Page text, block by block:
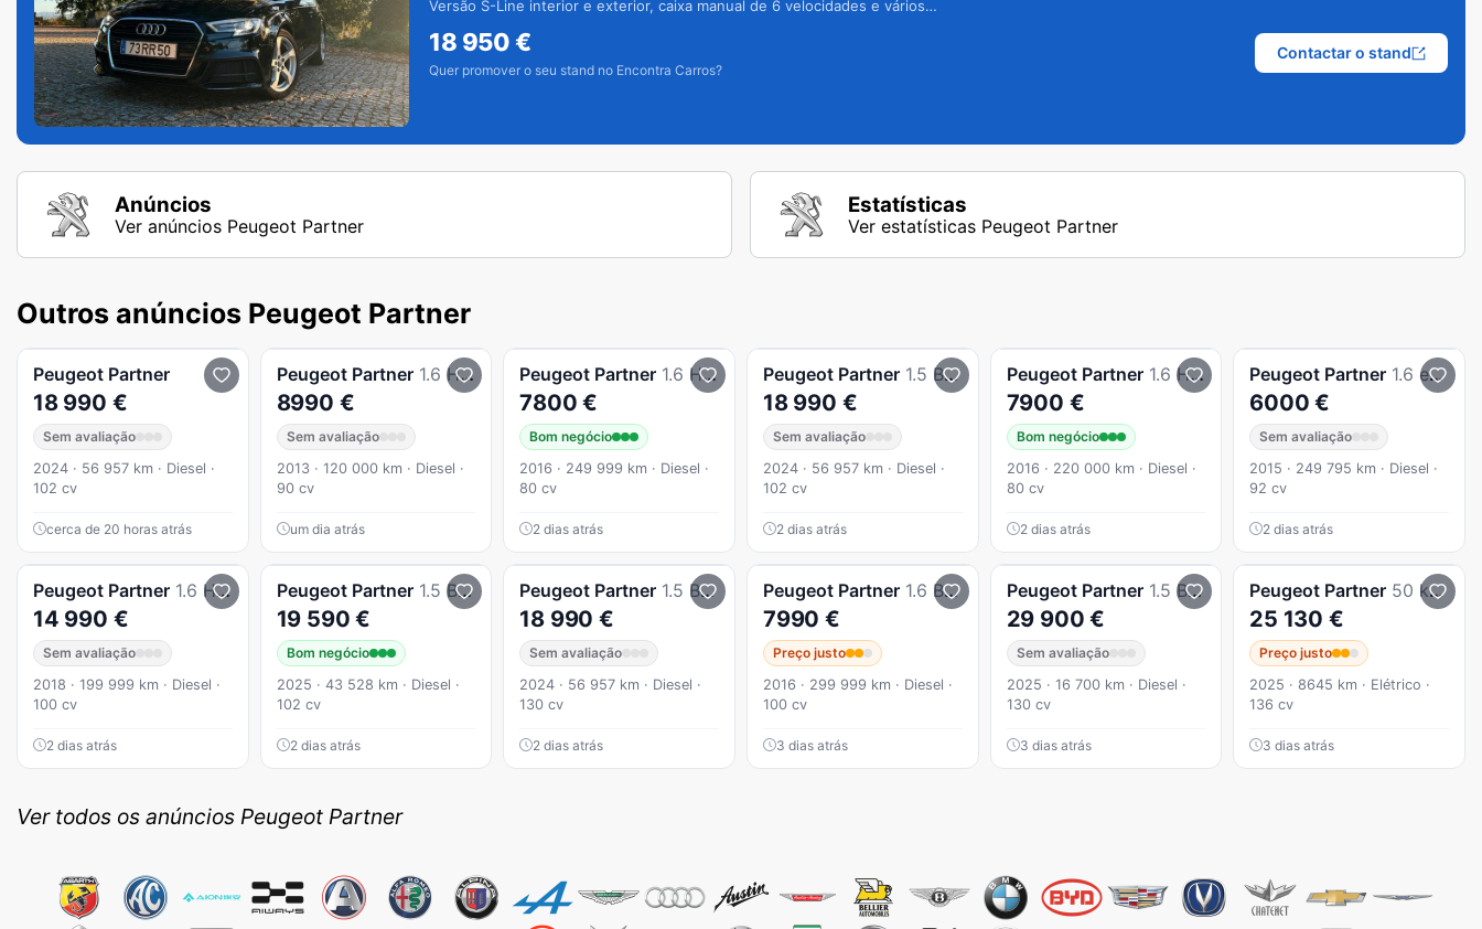
Versão S-Line interior e exterior, caixa manual de 6 velocidades e vários
18 950€
Quer promover o seu stand no Encontra Carros?
Contactar o stand
Anúncios
Ver anúncios Peugeot Partner
Estatísticas
Ver estatísticas Peugeot Partner
Outros anúncios Peugeot Partner
Peugeot Partner
18 990 €
Sem avaliação
2024 · 56 957 km · Diesel ·
102 cv
cerca de 20 horas atrás
Peugeot Partner 1.6 HDI 3L
8990 €
Sem avaliação
2013 · 120 000 km · Diesel ·
90 cv
um dia atrás
Peugeot Partner 1.6 HDI Extras
7800 €
Bom negócio
2016 · 249 999 km · Diesel ·
80 cv
2 dias atrás
Peugeot Partner 1.5 BlueHDi XL Longa
18 990 €
Sem avaliação
2024 · 56 957 km · Diesel ·
102 cv
2 dias atrás
Peugeot Partner 1.6 HDI Extras 3 Lugares
7900 €
Bom negócio
2016 · 220 000 km · Diesel ·
80 cv
2 dias atrás
Peugeot Partner 1.6 e-HDi Style
6000 €
Sem avaliação
2015 · 249 795 km · Diesel ·
92 cv
2 dias atrás
Peugeot Partner 1.6 HDi Tepee 5 Lugares (Aceito Retoma)
14 990 €
Sem avaliação
2018 · 199 999 km · Diesel ·
100 cv
2 dias atrás
Peugeot Partner 1.5 BlueHDi M Standard
19 590 €
Bom negócio
2025 · 43 528 km · Diesel ·
102 cv
2 dias atrás
Peugeot Partner 1.5 BlueHDi XL Longa
18 990 €
Sem avaliação
2024 · 56 957 km · Diesel ·
130 cv
2 dias atrás
Peugeot Partner 1.6 BLUE HDI 100
7990 €
Preço justo
2016 · 299 999 km · Diesel ·
100 cv
3 dias atrás
Peugeot Partner 1.5 BlueHDi L2
29 900 €
Sem avaliação
2025 · 16 700 km · Diesel ·
130 cv
3 dias atrás
Peugeot Partner 50 kWh Longa
25 130 €
Preço justo
2025 · 8645 km · Elétrico ·
136 cv
3 dias atrás
Ver todos os anúncios Peugeot Partner